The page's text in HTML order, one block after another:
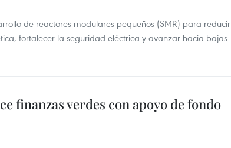
de reactores modulares pequeños (SMR) para reducir
fortalecer la seguridad eléctrica y avanzar hacia bajas
finanzas verdes con apoyo de fondo